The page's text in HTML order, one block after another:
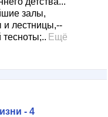
залы,
и лестницы,--
Ещё
- 4